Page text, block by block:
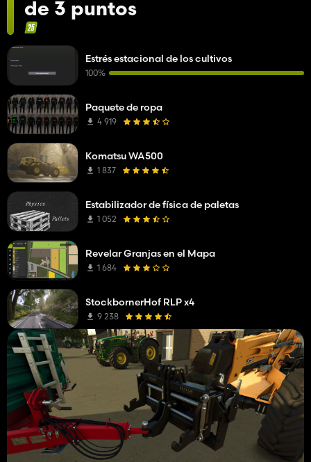
de 3 puntos
Estrés estacional de los cultivos
100%
Paquete de ropa
4 919
Komatsu WA500
1 837
Estabilizador de física de paletas
1 052
Revelar Granjas en el Mapa
1 684
StockbornerHof RLP x4
9 238